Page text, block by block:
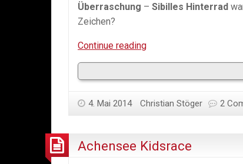
Überraschung – Sibilles Hinterrad
Zeichen?
Continue reading04.05.2014
Achensee
Arschkalt!
4. Mai 2014 Christian Stöger 2
Achensee Kidsrace